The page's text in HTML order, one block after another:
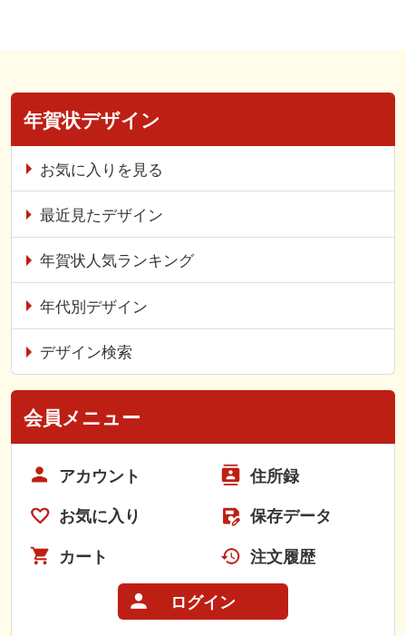
年賀状デザイン
お気に入りを見る
最近見たデザイン
年賀状人気ランキング
年代別デザイン
デザイン検索
会員メニュー
アカウント 住所録
お気に入り 保存データ
カート 注文履歴
ログイン